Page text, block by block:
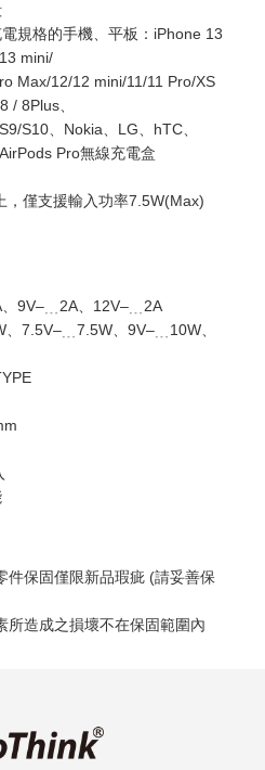
規格的手機、平板：iPhone 13
mini/
Max/12/12 mini/11/11 Pro/XS
/ 8Plus、
S10、Nokia、LG、hTC、
Pro無線充電盒
，僅支援輸入功率7.5W(Max)
9V–﹍2A、12V–﹍2A
7.5V–﹍7.5W、9V–﹍10W、
件保固僅限新品瑕疵 (請妥善保
所造成之損壞不在保固範圍內